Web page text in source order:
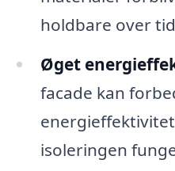
holdbare over
Øget
facade kan
isoleringen